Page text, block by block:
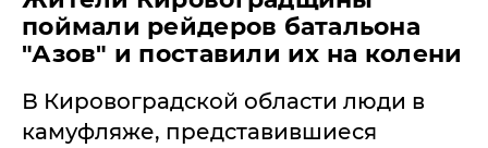
поймали рейдеров батальона
"Азов" и поставили их на колени
В Кировоградской области люди в
камуфляже, представившиеся